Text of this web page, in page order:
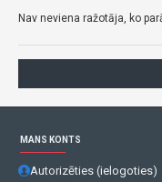
Nav neviena ražotāja, ko
MANS KONTS
Autorizēties (ielogoties)